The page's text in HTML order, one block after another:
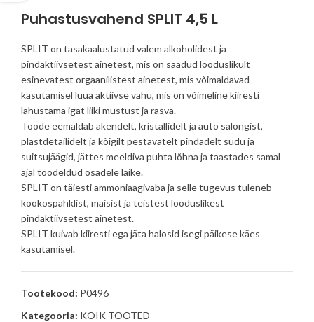
Puhastusvahend SPLIT 4,5 L
SPLIT on tasakaalustatud valem alkoholidest ja
pindaktiivsetest ainetest, mis on saadud looduslikult
esinevatest orgaanilistest ainetest, mis võimaldavad
kasutamisel luua aktiivse vahu, mis on võimeline kiiresti
lahustama igat liiki mustust ja rasva.
Toode eemaldab akendelt, kristallidelt ja auto salongist,
plastdetailidelt ja kõigilt pestavatelt pindadelt sudu ja
suitsujäägid, jättes meeldiva puhta lõhna ja taastades samal
ajal töödeldud osadele läike.
SPLIT on täiesti ammoniaagivaba ja selle tugevus tuleneb
kookospähklist, maisist ja teistest looduslikest
pindaktiivsetest ainetest.
SPLIT kuivab kiiresti ega jäta halosid isegi päikese käes
kasutamisel.
Tootekood: P0496
Kategooria: KÕIK TOOTED